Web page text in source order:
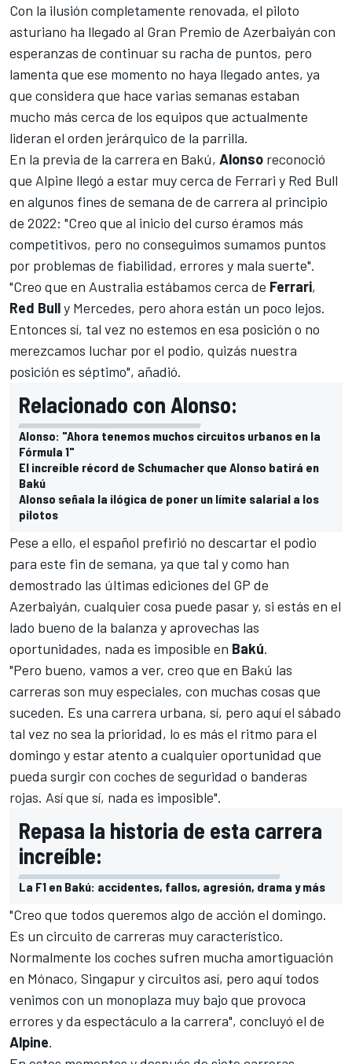
Con la ilusión completamente renovada, el piloto
asturiano ha llegado al Gran Premio de Azerbaiyán con
esperanzas de continuar su racha de puntos, pero
lamenta que ese momento no haya llegado antes, ya
que considera que hace varias semanas estaban
mucho más cerca de los equipos que actualmente
lideran el orden jerárquico de la parrilla.
En la previa de la carrera en Bakú, Alonso reconoció
que Alpine llegó a estar muy cerca de Ferrari y Red Bull
en algunos fines de semana de de carrera al principio
de 2022: "Creo que al inicio del curso éramos más
competitivos, pero no conseguimos sumamos puntos
por problemas de fiabilidad, errores y mala suerte".
"Creo que en Australia estábamos cerca de Ferrari,
Red Bully Mercedes, pero ahora están un poco lejos.
Entonces sí, tal vez no estemos en esa posición o no
merezcamos luchar por el podio, quizás nuestra
posición es séptimo", añadió.
Relacionado con Alonso:
Alonso: "Ahora tenemos muchos circuitos urbanos en la
Fórmula 1"
El increíble récord de Schumacher que Alonso batirá en
Bakú
Alonso señala la ilógica de poner un límite salarial a los
pilotos
Pese a ello, el español prefirió no descartar el podio
para este fin de semana, ya que tal y como han
demostrado las últimas ediciones del GP de
Azerbaiyán, cualquier cosa puede pasar y, si estás en el
lado bueno de la balanza y aprovechas las
oportunidades, nada es imposible en Bakú.
"Pero bueno, vamos a ver, creo que en Bakú las
carreras son muy especiales, con muchas cosas que
suceden. Es una carrera urbana, sí, pero aquí el sábado
tal vez no sea la prioridad, lo es más el ritmo para el
domingo y estar atento a cualquier oportunidad que
pueda surgir con coches de seguridad o banderas
rojas. Así que sí, nada es imposible".
Repasa la historia de esta carrera
increíble:
La F1 en Bakú: accidentes, fallos, agresión, drama y más
"Creo que todos queremos algo de acción el domingo.
Es un circuito de carreras muy característico.
Normalmente los coches sufren mucha amortiguación
en Mónaco, Singapur y circuitos así, pero aquí todos
venimos con un monoplaza muy bajo que provoca
errores y da espectáculo a la carrera", concluyó el de
Alpine.